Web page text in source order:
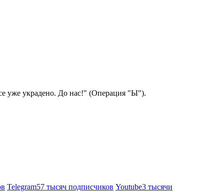
уже украдено. До нас!" (Операция "Ы").
Telegram57 тысяч подписчиков Youtube3 тысячи